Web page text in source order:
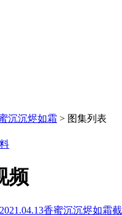
沉沉烬如霜 > 图集列表
频
2021.04.13香蜜沉沉烬如霜